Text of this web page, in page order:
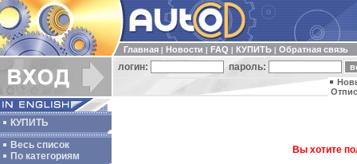
Главная Новости FAQ КУПИТЬ Обратная связь
логин: пароль:
КУПИТЬ
Весь список
По категориям
Вы хотите